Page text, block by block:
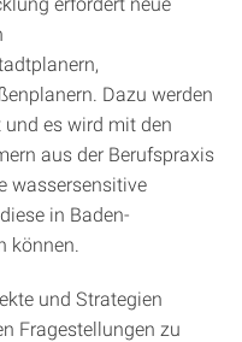
Dazu werden
es wird mit den
aus der Berufspraxis
wassersensitive
in Baden-
können.
und Strategien
Fragestellungen zu